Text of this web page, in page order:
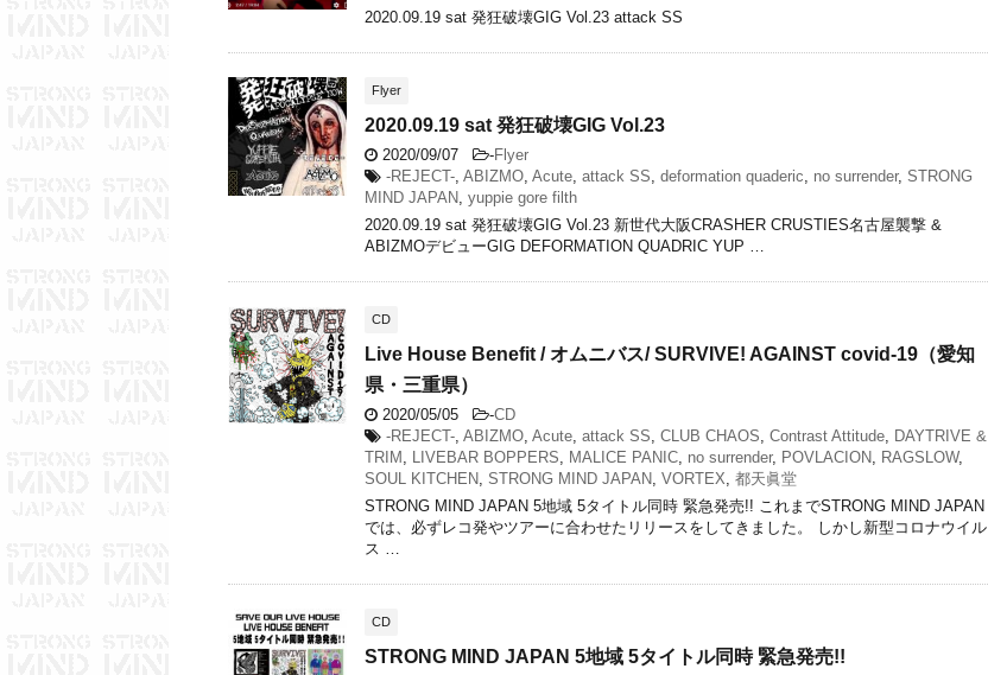
2020.09.19 sat 発狂破壊GIG Vol.23 attack SS
Flyer
2020.09.19 sat 発狂破壊GIG Vol.23
2020/09/07 -Flyer
-REJECT- ABIZMO Acute attack SS deformation quaderic no surrender, STRONG
MIND JAPAN
yuppie gore filth
2020.09.19 sat 発狂破壊GIG Vol.23 新世代大阪CRASHER CRUSTIES名古屋襲撃 &
ABIZMOデビューGIG DEFORMATION QUADRIC YUP …
CD
Live House Benefit / オムニバス/ SURVIVE! AGAINST covid-19（愛知
県・三重県）
2020/05/05 -CD
-REJECT- ABIZMO Acute attack SS CLUB CHAOS Contrast Attitude
DAYTRIVE &
TRIM
LIVEBAR BOPPERS MALICE PANIC no surrender, POVLACION RAGSLOW,
SOUL KITCHEN
STRONG MIND JAPAN VORTEX 都天眞堂
STRONG MIND JAPAN 5地域 5タイトル同時 緊急発売!! これまでSTRONG MIND JAPAN
では、必ずレコ発やツアーに合わせたリリースをしてきました。 しかし新型コロナウイル
ス …
CD
STRONG MIND JAPAN 5地域 5タイトル同時 緊急発売!!